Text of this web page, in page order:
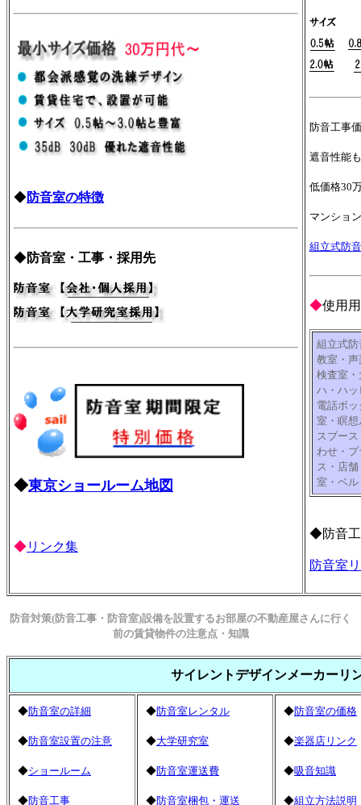
◆防音室の特徴
◆防音室・工事・採用先
◆東京ショールーム地図
◆リンク集
防音工事
遮音性能
低価格30
マンショ
組立式防
◆使用
組立式
教室・
検査室
ハ・ハ
電話ボ
室・瞑
スブー
わせ・
ス・店
室・ベ
◆防音工
防音室
防音対策(防音工事・防音室)設備を設置するお部屋の不動産屋さんに行く
前の賃貸物件の注意点・知識
サイレントデザインメーカーリ
◆防音室の詳細
◆防音室設置の注意
◆ショールーム
◆防音工事
◆防音室レンタル
◆大学研究室
◆防音室運送費
◆防音室梱包・運送
◆防音室の価格
◆楽器店リンク
◆吸音知識
◆組立方法説明